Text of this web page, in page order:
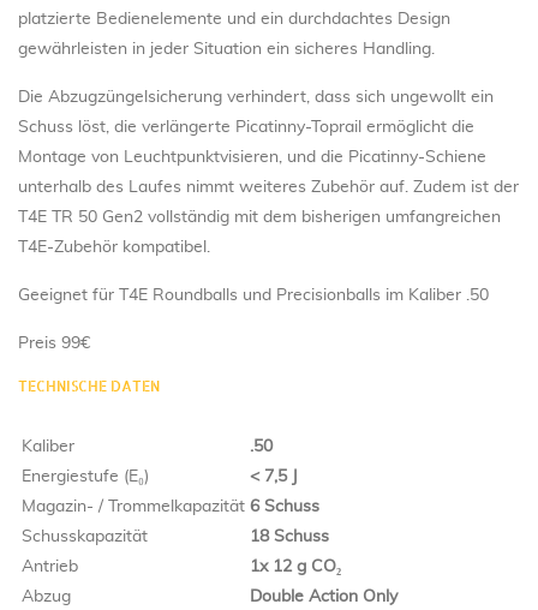
platzierte Bedienelemente und ein durchdachtes Design
gewährleisten in jeder Situation ein sicheres Handling.
Die Abzugzüngelsicherung verhindert, dass sich ungewollt ein
Schuss löst, die verlängerte Picatinny-Toprail ermöglicht die
Montage von Leuchtpunktvisieren, und die Picatinny-Schiene
unterhalb des Laufes nimmt weiteres Zubehör auf. Zudem ist der
T4E TR 50 Gen2 vollständig mit dem bisherigen umfangreichen
T4E-Zubehör kompatibel.
Geeignet für T4E Roundballs und Precisionballs im Kaliber .50
Preis 99€
TECHNISCHE DATEN
Kaliber
.50
Energiestufe (E₀)
< 7,5 J
Magazin- / Trommelkapazität 6 Schuss
Schusskapazität
18 Schuss
Antrieb
1x 12 g CO₂
Abzug
Double Action Only